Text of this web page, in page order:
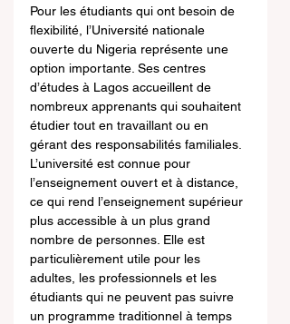
Pour les étudiants qui ont besoin de
flexibilité, l’Université nationale
ouverte du Nigeria représente une
option importante. Ses centres
d’études à Lagos accueillent de
nombreux apprenants qui souhaitent
étudier tout en travaillant ou en
gérant des responsabilités familiales.
L’université est connue pour
l’enseignement ouvert et à distance,
ce qui rend l’enseignement supérieur
plus accessible à un plus grand
nombre de personnes. Elle est
particulièrement utile pour les
adultes, les professionnels et les
étudiants qui ne peuvent pas suivre
un programme traditionnel à temps